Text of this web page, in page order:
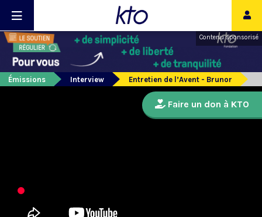
Contenu sponsorisé
Émissions Interview Entretien de l’Avent - Brunor
Faire un don à KTO